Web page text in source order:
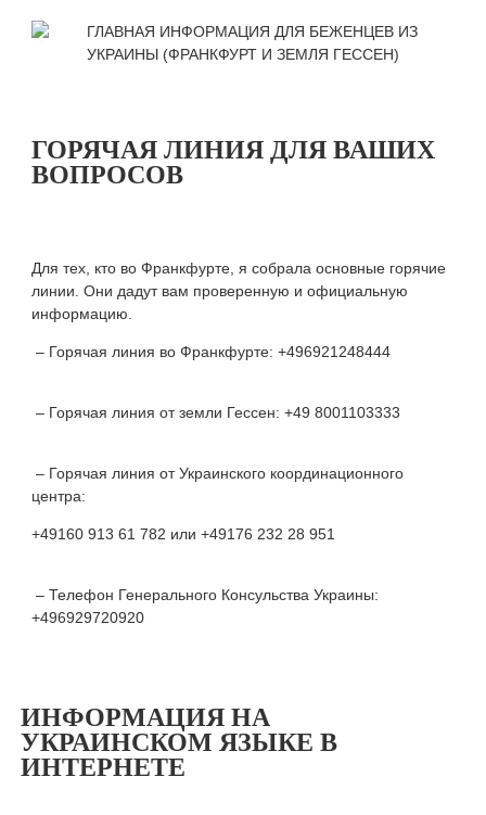
ГОРЯЧАЯ ЛИНИЯ ДЛЯ ВАШИХ
ВОПРОСОВ
Для тех, кто во Франкфурте, я собрала основные горячие
линии. Они дадут вам проверенную и официальную
информацию.
– Горячая линия во Франкфурте: +496921248444
– Горячая линия от земли Гессен: +49 8001103333
– Горячая линия от Украинского координационного
центра:
+49160 913 61 782 или +49176 232 28 951
– Телефон Генерального Консульства Украины:
+496929720920
ИНФОРМАЦИЯ НА
УКРАИНСКОМ ЯЗЫКЕ В
ИНТЕРНЕТЕ